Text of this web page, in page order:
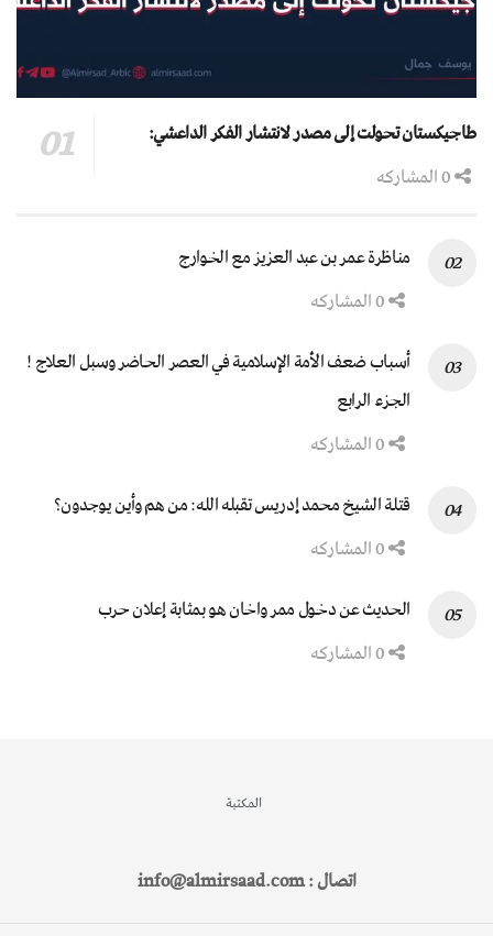
طاجيكستان تحولت إلى مصدر لانتشار الفكر الداعشي:
مناظرة عمر بن عبد العزيز مع الخوارج
أسباب ضعف الأمة الإسلامية في العصر الحاضر وسبل العلاج !
الجزء الرابع
قتلة الشيخ محمد إدريس تقبله الله: من هم وأين يوجدون؟
الحديث عن دخول ممر واخان هو بمثابة إعلان حرب
المكتبة
اتصال : info@almirsaad.com